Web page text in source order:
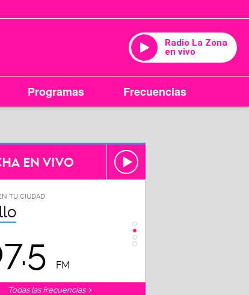
Radio La Zona
en vivo
Programas Frecuencias
EN VIVO
TU CIUDAD
FM 102.3
Todas las frecuencias